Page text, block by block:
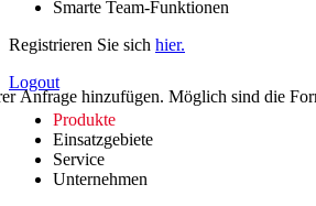
Smarte Team-Funktionen
Registrieren Sie sich hier.
Logout
Produkte
Einsatzgebiete
Service
Unternehmen
Anfrage hinzufügen. Möglich sind die